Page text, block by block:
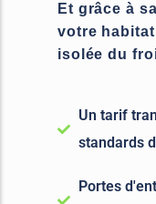
Et grâce à
votre
isolée du
Un tarif
standards
Portes